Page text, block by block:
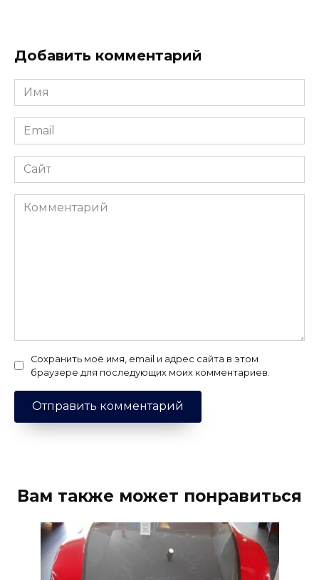
Добавить комментарий
Имя
*
Email
*
Сайт
Комментарий
Сохранить моё имя, email и адрес сайта в этом
браузере для последующих моих комментариев.
Вам также может понравиться